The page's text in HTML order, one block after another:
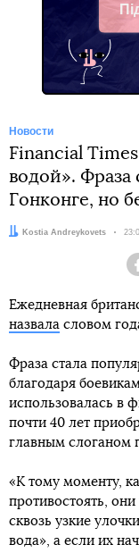
Новости
Financial
водой». Фраза
Гонконге, но
Автор:Kostia Andreykovets
Ежедневная
назвала словом
Фраза стала
благодаря
использовалась в
почти 40 лет
главным слоганом
«К тому моменту,
противостоять,
сквозь узкие
вода», а если их